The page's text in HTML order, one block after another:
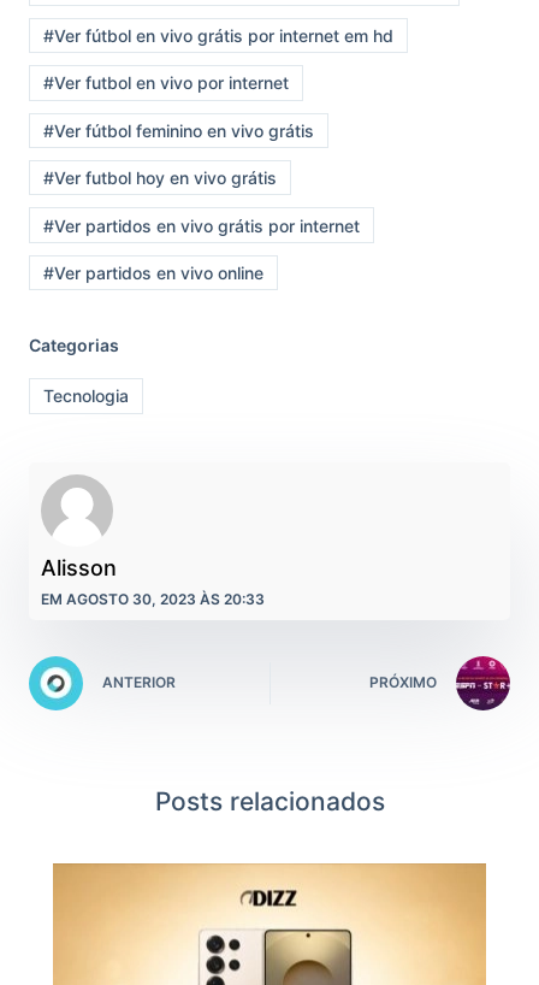
#Ver fútbol en vivo grátis por internet em hd
#Ver futbol en vivo por internet
#Ver fútbol feminino en vivo grátis
#Ver futbol hoy en vivo grátis
#Ver partidos en vivo grátis por internet
#Ver partidos en vivo online
Categorias
Tecnologia
Alisson
EM AGOSTO 30, 2023 ÀS 20:33
ANTERIOR PRÓXIMO
Posts relacionados